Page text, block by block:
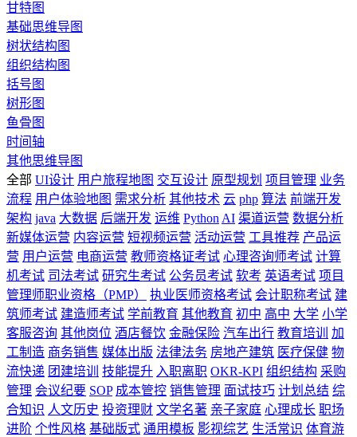
甘特图
基础思维导图
树状结构图
组织结构图
括号图
树形图
鱼骨图
时间轴
其他思维导图
全部 UI设计 用户旅程地图 交互设计 原型规划 项目管理 业务
流程 用户体验地图 需求分析 其他技术 云 php 算法 前端开发
架构 java 大数据 后端开发 运维 Python AI 渠道运营 数据分析
新媒体运营 内容运营 短视频运营 活动运营 工具推荐 产品运
营 用户运营 电商运营 教师资格证考试 心理咨询师考试 计算
机考试 司法考试 研究生考试 公务员考试 软考 英语考试 项目
管理师职业资格（PMP）
执业医师资格考试 会计职称考试 建
筑师考试 建造师考试 学前教育 其他教育 初中 高中 大学 小学
客服咨询 其他岗位 酒店餐饮 金融保险 汽车出行 教育培训
加
工制造 商务销售 媒体出版 法律法务 房地产建筑 医疗保健 物
流快递 团建培训 技能提升 入职离职 OKR-KPI 组织结构 采购
管理 会议纪要 SOP 成本管控 销售管理 面试技巧 计划总结 综
合知识 人文历史 投资理财 文学名著 亲子家庭 心理成长 职场
进阶 个性风格 基础版式 通用模板 影视综艺 生活常识 体育游